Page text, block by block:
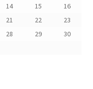
14 15
16
21 22
23
28 29
30